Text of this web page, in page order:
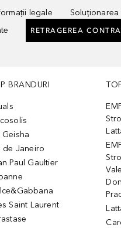
legale
RETRAGEREA
BRANDURI
Geisha
de Janeiro
Paul Gaultier
Saint Laurent